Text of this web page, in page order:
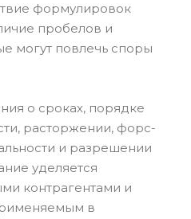
формулировок
пробелов и
могут повлечь споры
о сроках, порядке
расторжении, форс-
и разрешении
уделяется
контрагентами и
в